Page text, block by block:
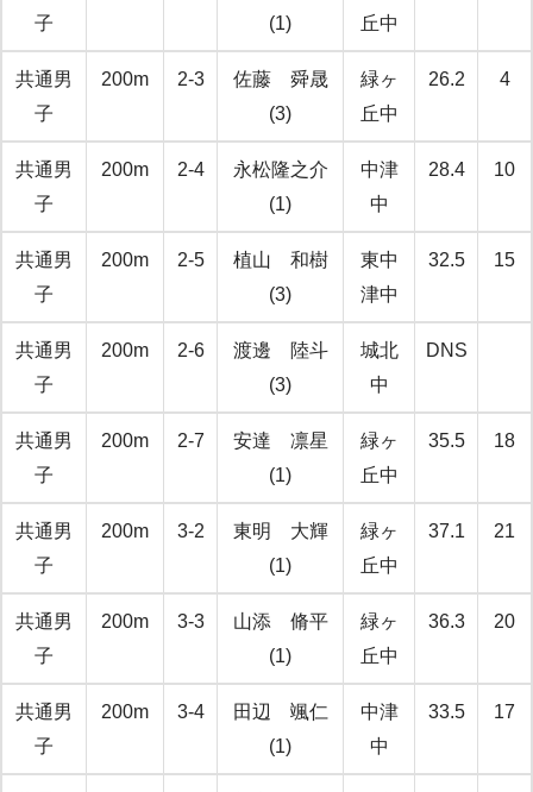
子
(1)
丘中
共通男
子
200m 2-3
佐藤 舜晟
(3)
緑ヶ
丘中
26.2 4
共通男
子
200m 2-4
永松隆之介
(1)
中津
中
28.4 10
共通男
子
200m 2-5
植山 和樹
(3)
東中
津中
32.5 15
共通男
子
200m 2-6
渡邊 陸斗
(3)
城北
中
DNS
共通男
子
200m 2-7
安達 凛星
(1)
緑ヶ
丘中
35.5 18
共通男
子
200m 3-2
東明 大輝
(1)
緑ヶ
丘中
37.1 21
共通男
子
200m 3-3
山添 脩平
(1)
緑ヶ
丘中
36.3 20
共通男
子
200m 3-4
田辺 颯仁
(1)
中津
中
33.5 17